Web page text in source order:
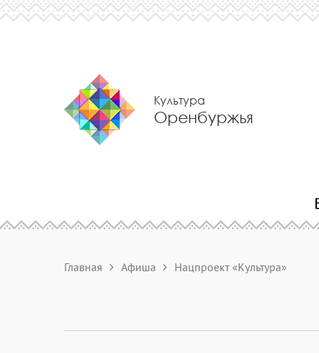
Культура
Оренбуржья
Главная Афиша Нацпроект «Культура»